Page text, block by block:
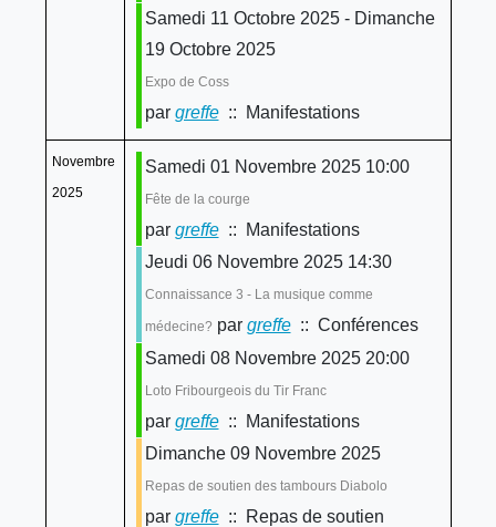
Samedi 11 Octobre 2025 - Dimanche
19 Octobre 2025
Expo de Coss
par greffe:: Manifestations
Novembre
2025
Samedi 01 Novembre 2025 10:00
Fête de la courge
par greffe:: Manifestations
Jeudi 06 Novembre 2025 14:30
Connaissance 3 - La musique comme
médecine? par greffe:: Conférences
Samedi 08 Novembre 2025 20:00
Loto Fribourgeois du Tir Franc
par greffe:: Manifestations
Dimanche 09 Novembre 2025
Repas de soutien des tambours Diabolo
par greffe:: Repas de soutien